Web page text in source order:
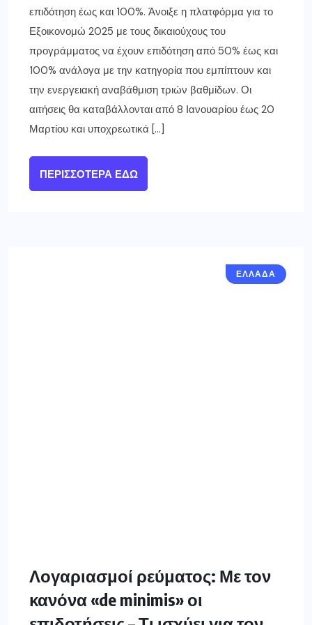
επιδότηση έως και 100%. Άνοιξε η πλατφόρμα για το
Εξοικονομώ 2025 με τους δικαιούχους του
προγράμματος να έχουν επιδότηση από 50% έως και
100% ανάλογα με την κατηγορία που εμπίπτουν και
την ενεργειακή αναβάθμιση τριών βαθμίδων. Οι
αιτήσεις θα καταβάλλονται από 8 Ιανουαρίου έως 20
Μαρτίου και υποχρεωτικά […]
ΠΕΡΙΣΣΌΤΕΡΑ ΕΔΏ
ΕΛΛΑΔΑ
Λογαριασμοί ρεύματος: Με τον
κανόνα «de minimis» οι